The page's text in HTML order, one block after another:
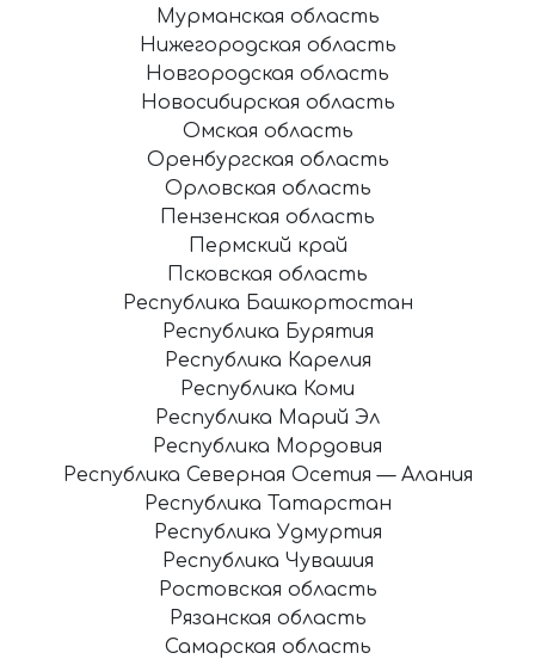
Мурманская область
Нижегородская область
Новгородская область
Новосибирская область
Омская область
Оренбургская область
Орловская область
Пензенская область
Пермский край
Псковская область
Республика Башкортостан
Республика Бурятия
Республика Карелия
Республика Коми
Республика Марий Эл
Республика Мордовия
Республика Северная Осетия — Алания
Республика Татарстан
Республика Удмуртия
Республика Чувашия
Ростовская область
Рязанская область
Самарская область